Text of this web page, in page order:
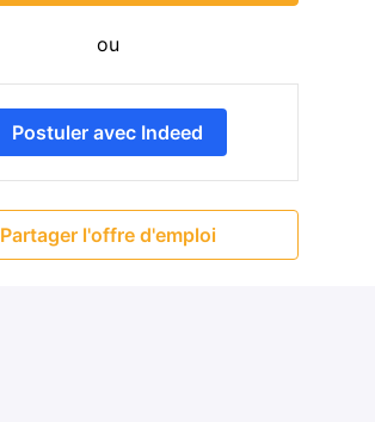
ou
Postuler avec Indeed
Partager l'offre d'emploi